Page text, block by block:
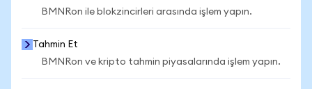
BMNRon ile blokzincirleri arasında işlem yapın.
Tahmin Et
BMNRon ve kripto tahmin piyasalarında işlem yapın.